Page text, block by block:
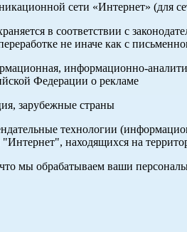
сети «Интернет» (для
в соответствии с
не иначе как с
информационно-
Федерации о рекламе
зарубежные страны
технологии
находящихся на
мы обрабатываем ваши